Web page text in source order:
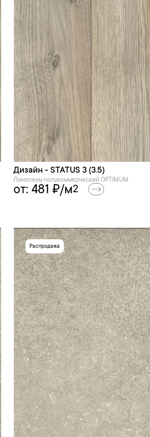
Дизайн - STATUS 3 (3.5)
Линолеум полукоммерческий OPTIMUM
от: 481 ₽/м2
Распродажа